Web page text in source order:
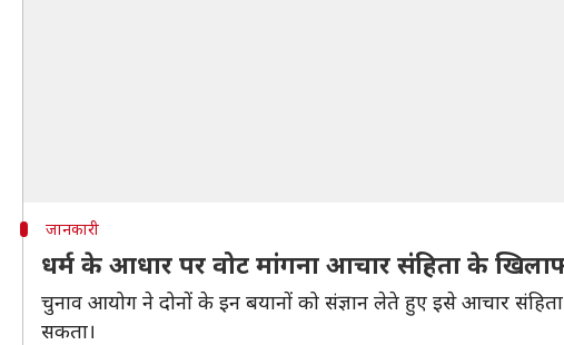
जानकारी
धर्म के आधार पर वोट मांगना आचार संहिता के
चुनाव आयोग ने दोनों के इन बयानों को संज्ञान लेते हुए इसे आचार
सकता।